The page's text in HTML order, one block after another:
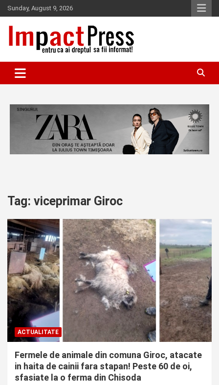
Skip
to
content
Sunday, August 9, 2026
IMPACTPRESS
Tag: viceprimar Giroc
ACTUALITATE
Fermele de animale din comuna Giroc, atacate
in haita de cainii fara stapan! Peste 60 de oi,
sfasiate la o ferma din Chisoda